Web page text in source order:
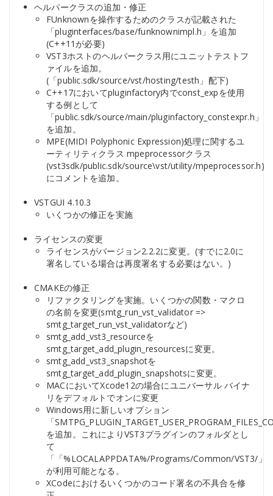
ヘルパークラスの追加・修正
FUnknownを操作するためのクラスが記載された
「pluginterfaces/base/funknownimpl.h」を追加
(C++11が必要)
VST3ホストのヘルパークラス用にユニットテストフ
ァイルを追加。
(「public.sdk/source/vst/hosting/testh」配下)
C++17においてpluginfactory内でconst_expを使用
する例として
「public.sdk/source/main/pluginfactory_constexpr.h」
を追加。
MPE(MIDI Polyphonic Expression)処理に関するユ
ーティリティクラス mpeprocessorクラス
(vst3sdk/public.sdk/source\vst/utility/mpeprocessor.h)
にコメントを追加。
VSTGUI 4.10.3
いくつかの修正を実施
ライセンスの変更
ライセンスがバージョン2.2.2に変更。(すでに2.0に
署名している場合は再度署名する必要はない。)
CMAKEの修正
リファクタリングを実施。いくつかの関数・マクロ
の名前を変更(smtg_run_vst_validator =>
smtg_target_run_vst_validatorなど)
smtg_add_vst3_resourceを
smtg_target_add_plugin_resourcesに変更。
smtg_add_vst3_snapshotを
smtg_target_add_plugin_snapshotsに変更。
MACにおいてXcode12の場合にユニバーサル バイナ
リをデフォルトでオンに変更
Windows用に新しいオプション
「
を追加。これによりVST3プラグインのフォルダとし
て
「「%LOCALAPPDATA%/Programs/Common/VST3/」
が利用可能となる。
XCodeにおけるいくつかのコード署名の不具合を修